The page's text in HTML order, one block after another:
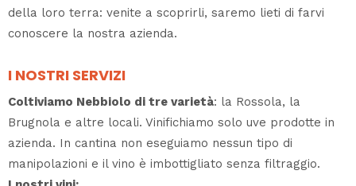
della loro terra: venite a scoprirli, saremo lieti di farvi
conoscere la nostra azienda.
I NOSTRI SERVIZI
Coltiviamo Nebbiolo di tre varietà: la Rossola, la
Brugnola e altre locali. Vinifichiamo solo uve prodotte in
azienda. In cantina non eseguiamo nessun tipo di
manipolazioni e il vino è imbottigliato senza filtraggio.